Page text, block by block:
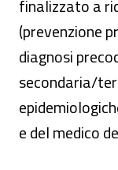
finalizzato a
(prevenzione
diagnosi
secondaria/
e del medico